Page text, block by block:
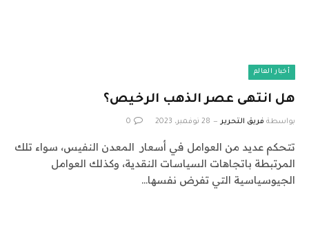
أخبار العالم
هل انتهى عصر الذهب الرخيص؟
بواسطة فريق التحرير 28 نوفمبر، 2023 0
تتحكم عديد من العوامل في أسعار المعدن النفيس، سواء تلك
المرتبطة باتجاهات السياسات النقدية، وكذلك العوامل
الجيوسياسية التي تفرض نفسها…